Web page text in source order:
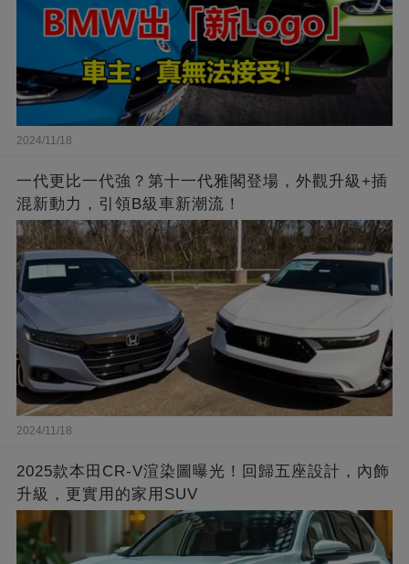
2024/11/18
一代更比一代強？第十一代雅閣登場，外觀升級+插
混新動力，引領B級車新潮流！
2024/11/18
2025款本田CR-V渲染圖曝光！回歸五座設計，內飾
升級，更實用的家用SUV